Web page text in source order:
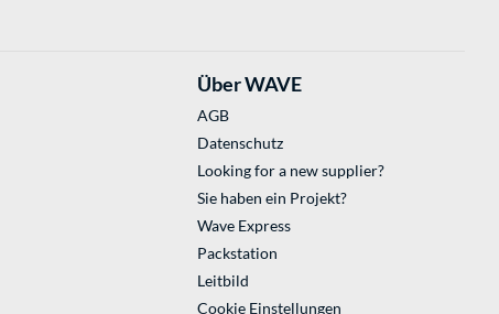
Über WAVE
AGB
Datenschutz
Looking for a new supplier?
Sie haben ein Projekt?
Wave Express
Packstation
Leitbild
Cookie Einstellungen